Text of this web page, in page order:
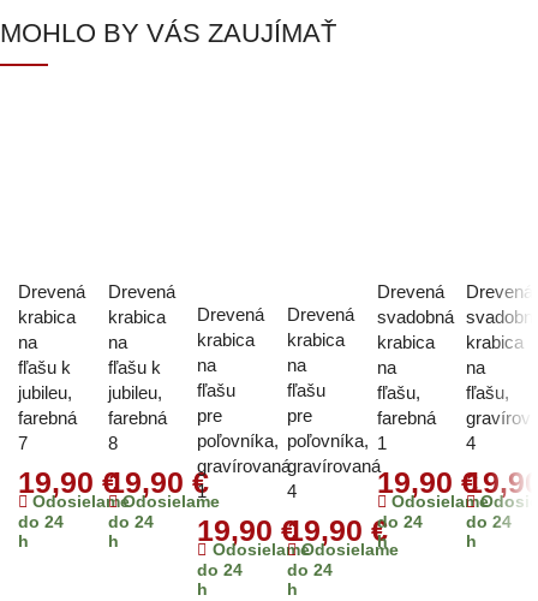
MOHLO BY VÁS ZAUJÍMAŤ
Drevená
krabica
na
fľašu k
jubileu,
farebná
7
19,90 €
Odosielame
do 24
h
Drevená
krabica
na
fľašu k
jubileu,
farebná
8
19,90 €
Odosielame
do 24
h
Drevená
krabica
na
fľašu
pre
poľovníka,
gravírovaná
1
19,90€
Odosielame
do 24
h
Drevená
krabica
na
fľašu
pre
poľovníka,
gravírovaná
4
19,90 €
Odosielame
do 24
h
Drevená
svadobná
krabica
na
fľašu,
farebná
1
19,90 €
Odosielame
do 24
h
Drevená
krabica
na
fľašu,
4
do 24
h